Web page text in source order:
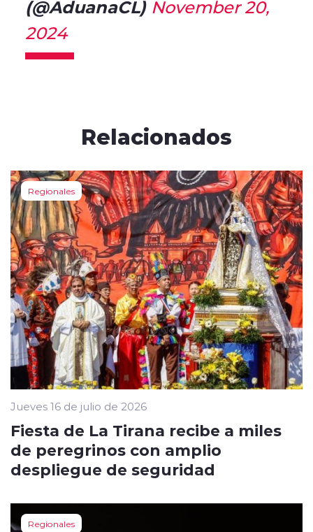
(@AduanaCL) November 20,
2024
Relacionados
Regionales
Jueves 16 de julio de 2026
Fiesta de La Tirana recibe a miles
de peregrinos con amplio
despliegue de seguridad
Regionales